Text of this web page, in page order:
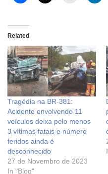
Related
Tragédia na BR-381:
Acidente envolvendo 11
veículos deixa pelo menos
3 vítimas fatais e número
feridos ainda é
desconhecido
27 de Novembro de 2023
In "Blog"